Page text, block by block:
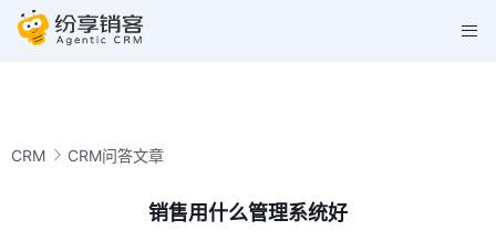
CRM CRM问答文章
销售用什么管理系统好